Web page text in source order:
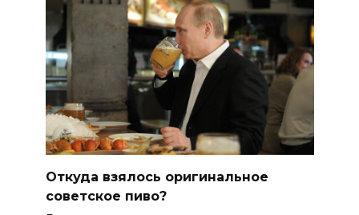
Откуда взялось оригинальное
советское пиво?